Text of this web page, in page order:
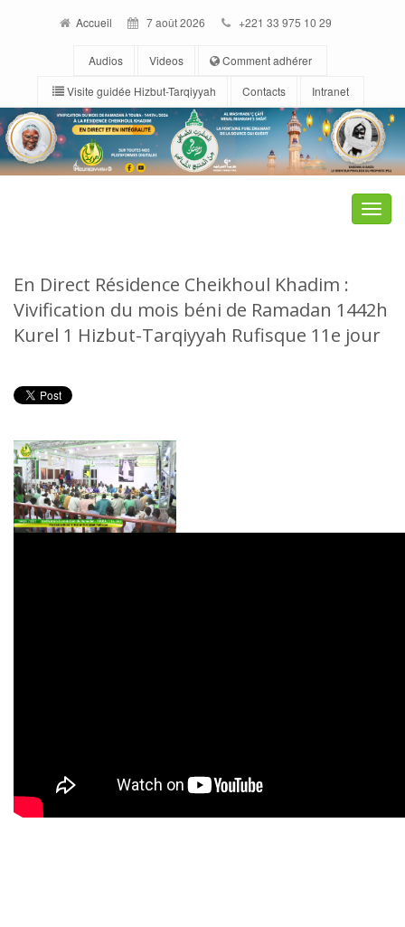
Accueil 7 août 2026 +221 33 975 10 29
Audios Videos
Comment adhérer
Visite guidée Hizbut-Tarqiyyah
Contacts Intranet
Toggle
En Direct Résidence Cheikhoul Khadim :
Vivification du mois béni de Ramadan 1442h
Kurel 1 Hizbut-Tarqiyyah Rufisque 11e jour